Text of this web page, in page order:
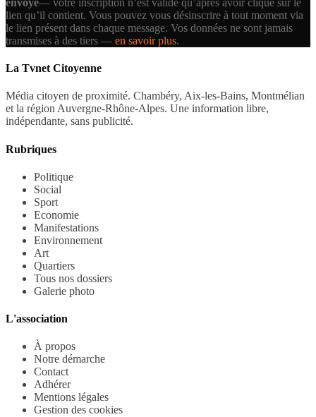
lien qu’il contient. Vous pouvez vous désinscrire à tout moment via
le lien présent dans chaque message. Vos données ne sont jamais
transmises à des tiers — en savoir plus.
La Tvnet Citoyenne
Média citoyen de proximité. Chambéry, Aix-les-Bains, Montmélian
et la région Auvergne-Rhône-Alpes. Une information libre,
indépendante, sans publicité.
Rubriques
Politique
Social
Sport
Economie
Manifestations
Environnement
Art
Quartiers
Tous nos dossiers
Galerie photo
L'association
À propos
Notre démarche
Contact
Adhérer
Mentions légales
Gestion des cookies